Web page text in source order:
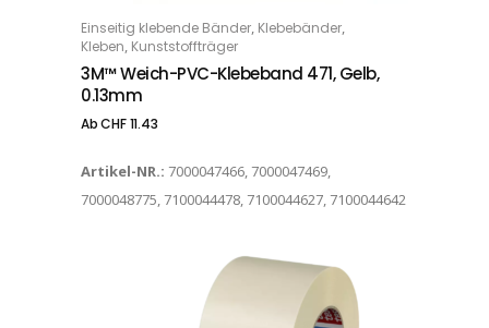
OPTIONS
Einseitig klebende Bänder, Klebebänder,
Kleben, Kunststoffträger
3M™ Weich-PVC-Klebeband 471, Gelb,
0.13mm
AbCHF11.43
Artikel-NR.: 7000047466, 7000047469,
7000048775, 7100044478, 7100044627, 7100044642